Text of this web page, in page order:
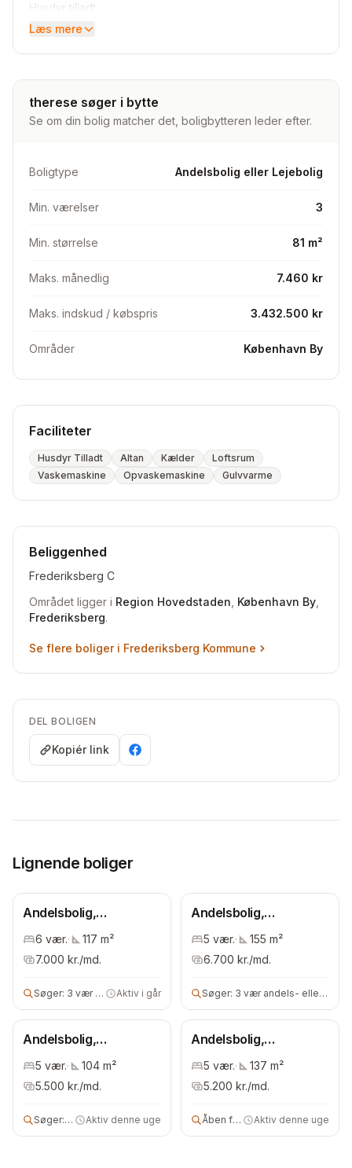
Husdyr tilladt.
Ønskes.
Helst FRB C 90-130kvm2 åben for k/v/ø hvis ok
parkerings muligheder.
3 V med min. 2 separate værelser og helst køkken
Læs mere
therese søger i bytte
Se om din bolig matcher det, boligbytteren leder efter.
Boligtype Andelsbolig eller Lejebolig
Min. værelser 3
Min. størrelse 81 m²
Maks. månedlig 7.460 kr
Maks. indskud / købspris 3.432.500 kr
Områder København By
Faciliteter
Husdyr Tilladt Altan Kælder
Loftsrum
Vaskemaskine
Opvaskemaskine Gulvvarme
Beliggenhed
Frederiksberg C
Området ligger i Region Hovedstaden København By
Frederiksberg.
Se flere boliger i Frederiksberg Kommune
DEL BOLIGEN
Kopiér link
Lignende boliger
Andelsbolig,
Frederiksberg
6 vær.· 117 m²
7.000 kr./md.
Søger: 3 vær andelsbolig Aktiv i går
Andelsbolig,
Frederiksberg
5 vær.· 155 m²
6.700 kr./md.
Søger: 3 vær andels- eller ejerbolig
Andelsbolig,
Frederiksberg
5 vær.· 104 m²
5.500 kr./md.
Søger:andelsbolig
Aktiv denne uge
Andelsbolig,
Frederiksberg
5 vær.· 137 m²
5.200 kr./md.
Åben for alle Aktiv denne uge